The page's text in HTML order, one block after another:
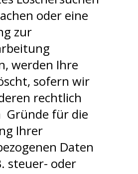
oder eine
zur
werden Ihre
sofern wir
rechtlich
Gründe für die
Ihrer
Daten
steuer- oder